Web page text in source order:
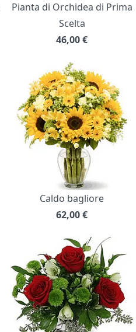
Pianta di Orchidea di Prima
Scelta
46,00€
Caldo bagliore
62,00€